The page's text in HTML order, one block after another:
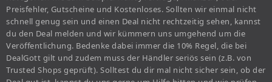
Preisfehler, Gutscheine und Kostenloses. Sollten wir einmal nicht
schnell genug sein und einen Deal nicht rechtzeitig sehen, kannst
du den Deal melden und wir kümmern uns umgehend um die
Veröffentlichung. Bedenke dabei immer die 10% Regel, die bei
DealGott gilt und zudem muss der Händler seriös sein (z.B. von
Trusted Shops geprüft). Solltest du dir mal nicht sicher sein, ob der